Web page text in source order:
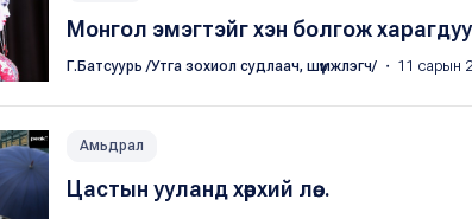
Монгол эмэгтэйг хэн болгож
Г.Батсуурь /Утга зохиол судлаач, шүүмжлэгч/ ・ 11 сарын
Амьдрал
Цастын ууланд хөөрхий лөө...